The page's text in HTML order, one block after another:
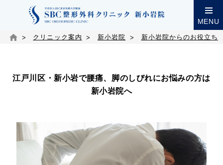
MENU
クリニック案内 新小岩院 新小岩院からのお役立ち
江戸川区・新小岩で腰痛、脚のしびれにお悩みの方は
新小岩院へ